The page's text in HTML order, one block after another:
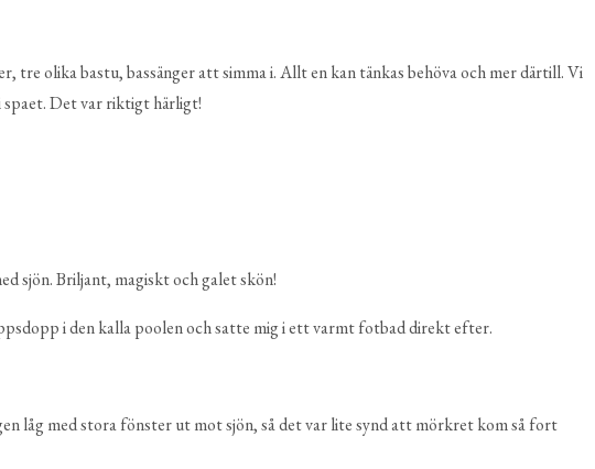
tre olika bastu, bassänger att simma i. Allt en kan tänkas behöva och mer därtill. Vi
spaet. Det var riktigt härligt!
sjön. Briljant, magiskt och galet skön!
i den kalla poolen och satte mig i ett varmt fotbad direkt efter.
låg med stora fönster ut mot sjön, så det var lite synd att mörkret kom så fort